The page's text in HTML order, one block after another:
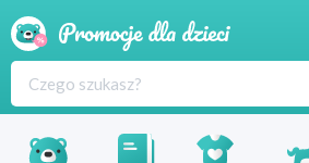
Produkty